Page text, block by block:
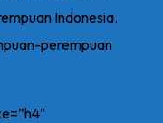
Indonesia.
perempuan